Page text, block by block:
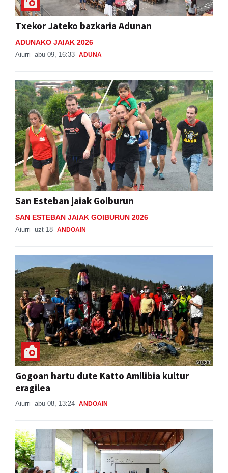
Txekor Jateko bazkaria Adunan
ADUNAKO JAIAK 2026
Aiurri abu 09, 16:33 ADUNA
San Esteban jaiak Goiburun
SAN ESTEBAN JAIAK GOIBURUN 2026
Aiurri uzt 18 ANDOAIN
Gogoan hartu dute Katto Amilibia kultur
eragilea
Aiurri abu 08, 13:24 ANDOAIN